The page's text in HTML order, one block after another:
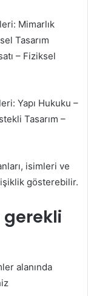
Mimarlık
Tasarım
– Fiziksel
Yapı Hukuku –
Tasarım –
isimleri ve
gösterebilir.
gerekli
alanında